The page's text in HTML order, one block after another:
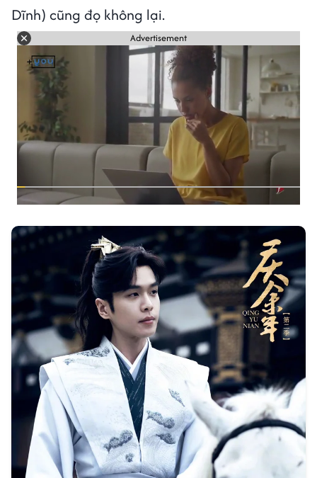
Dĩnh) cũng đọ không lại.
Advertisement